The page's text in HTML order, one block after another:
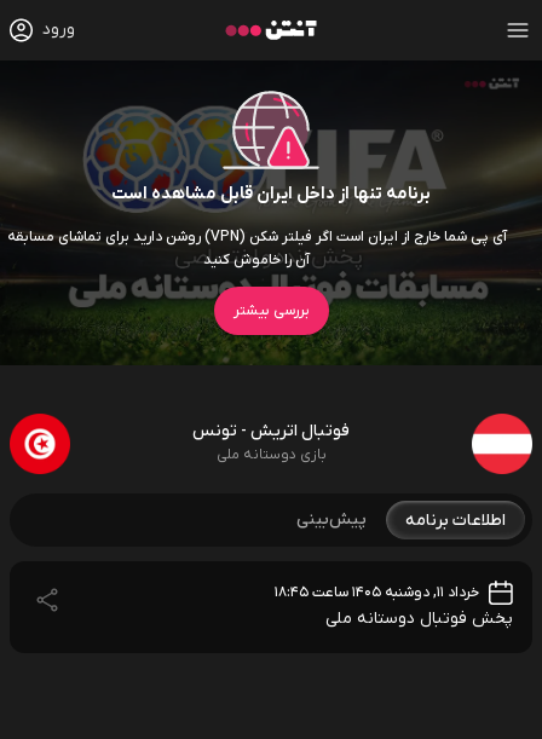
ورود
برنامه تنها از داخل ایران قابل مشاهده است
آی پی شما خارج از ایران است اگر فیلتر شکن (VPN) روشن دارید برای تماشای مسابقه
آن را خاموش کنید
بررسی بیشتر
فوتبال اتریش - تونس
بازی دوستانه ملی
اطلاعات برنامه پیش‌بینی
خرداد ۱۱, دوشنبه ۱۴۰۵ ساعت ۱۸:۴۵
پخش فوتبال دوستانه ملی